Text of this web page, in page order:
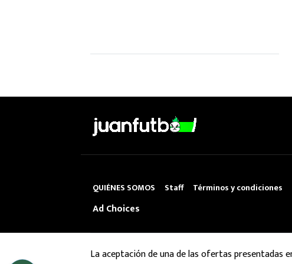
QUIÉNES SOMOS Staff Términos y condiciones
Ad Choices
La aceptación de una de las ofertas presentadas